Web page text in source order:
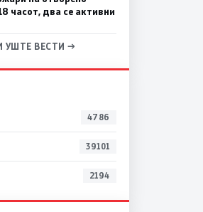
часот, два се активни
УШТЕ ВЕСТИ →
4786
39101
2194